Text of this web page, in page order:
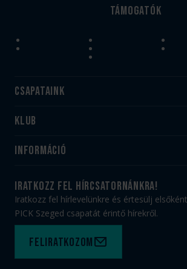
Támogatók
Csapataink
Felnőtt
Utánpótlás
Klub
#HandballFamily
Munkatársaink
PICK Aréna
Sajtóakkreditáció
Információ
Jegy- és bérletvásárlás
Webshop
Felhasználási feltételek
Kapcsolat
iratkozz fel hírcsatornánkra!
Iratkozz fel hírlevelünkre és értesülj
PICK Szeged csapatát érintő hírekről.
Feliratkozom